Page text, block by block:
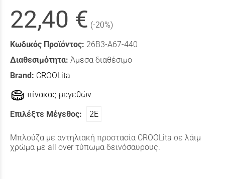
22,40 € (-20%)
Κωδικός Προϊόντος: 26B3-A67-440
Διαθεσιμότητα: Άμεσα διαθέσιμο
Brand: CROOLita
πίνακας μεγεθών
Επιλέξτε Μέγεθος: 2Ε
Μπλούζα με αντηλιακή προστασία CROOLita σε λάιμ
χρώμα με all over τύπωμα δεινόσαυρους.